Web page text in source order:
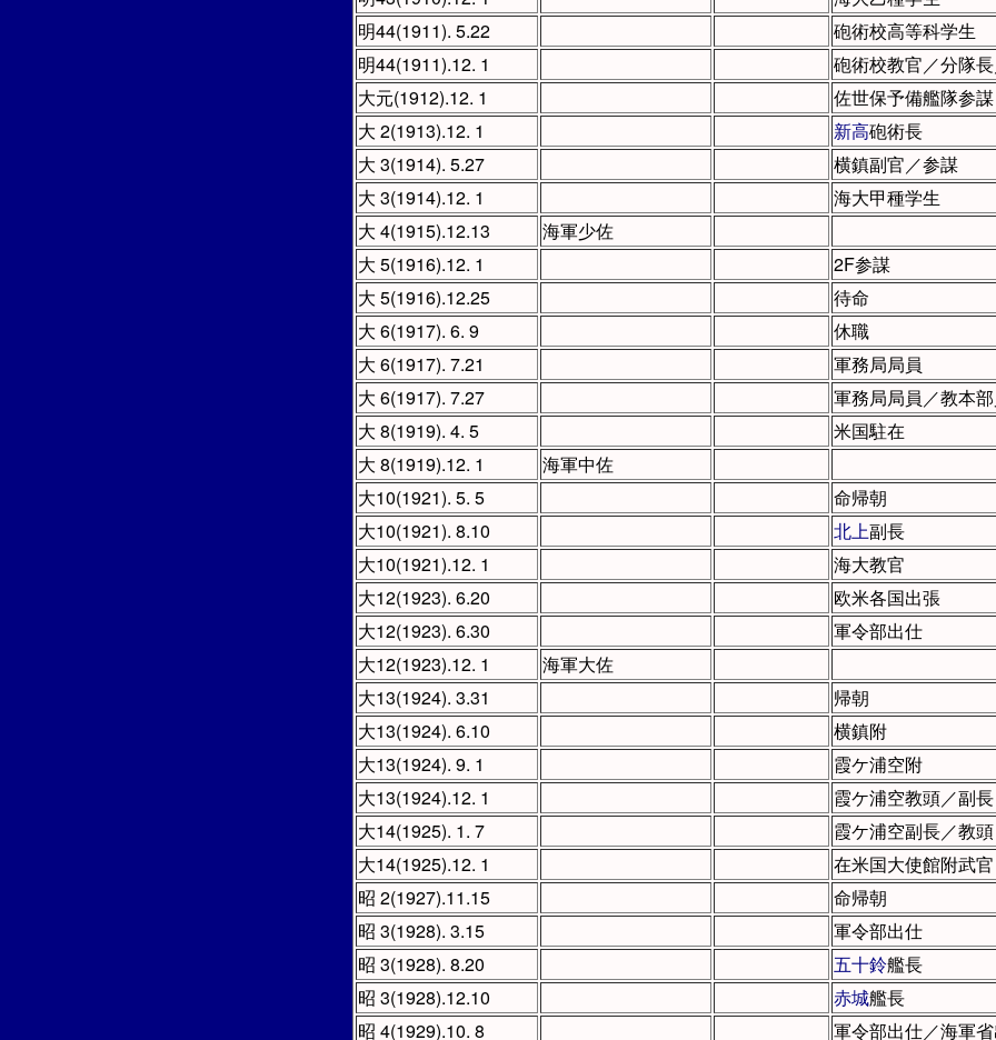
明44(1911). 5.22
砲術校高等科学生
明44(1911).12. 1
砲術校教官／分隊
大元(1912).12. 1
佐世保予備艦隊参謀
大 2(1913).12. 1
新高砲術長
大 3(1914). 5.27
横鎮副官／参謀
大 3(1914).12. 1
海大甲種学生
大 4(1915).12.13
海軍少佐
大 5(1916).12. 1
2F参謀
大 5(1916).12.25
待命
大 6(1917). 6. 9
休職
大 6(1917). 7.21
軍務局局員
大 6(1917). 7.27
軍務局局員／教本
大 8(1919). 4. 5
米国駐在
大 8(1919).12. 1
海軍中佐
大10(1921). 5. 5
命帰朝
大10(1921). 8.10
北上副長
大10(1921).12. 1
海大教官
大12(1923). 6.20
欧米各国出張
大12(1923). 6.30
軍令部出仕
大12(1923).12. 1
海軍大佐
大13(1924). 3.31
帰朝
大13(1924). 6.10
横鎮附
大13(1924). 9. 1
霞ケ浦空附
大13(1924).12. 1
霞ケ浦空教頭／副長
大14(1925). 1. 7
霞ケ浦空副長／教頭
大14(1925).12. 1
在米国大使館附武官
昭 2(1927).11.15
命帰朝
昭 3(1928). 3.15
軍令部出仕
昭 3(1928). 8.20
五十鈴艦長
昭 3(1928).12.10
赤城艦長
昭 4(1929).10. 8
軍令部出仕／海軍